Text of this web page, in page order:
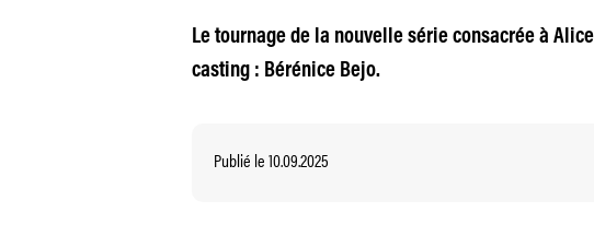
Le tournage de la nouvelle série consacrée à
casting : Bérénice Bejo.
Publié le 10.09.2025